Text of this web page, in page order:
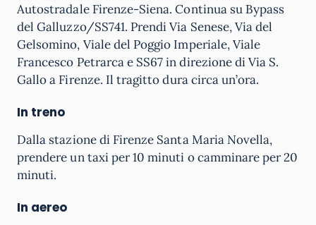
Autostradale Firenze-Siena. Continua su Bypass
del Galluzzo/SS741. Prendi Via Senese, Via del
Gelsomino, Viale del Poggio Imperiale, Viale
Francesco Petrarca e SS67 in direzione di Via S.
Gallo a Firenze. Il tragitto dura circa un’ora.
In treno
Dalla stazione di Firenze Santa Maria Novella,
prendere un taxi per 10 minuti o camminare per 20
minuti.
In aereo